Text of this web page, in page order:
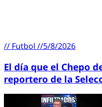
// Futbol //5/8/2026
El día que el Chepo
reportero de la